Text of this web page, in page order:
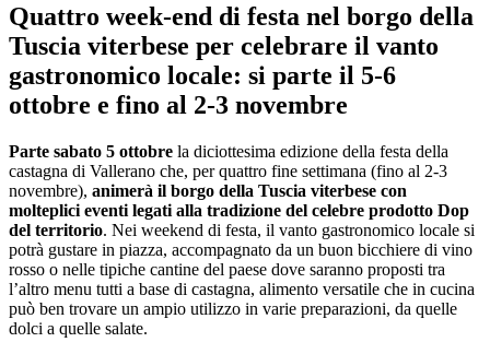
Quattro week-end di festa nel borgo della
Tuscia viterbese per celebrare il vanto
gastronomico locale: si parte il 5-6
ottobre e fino al 2-3 novembre
Parte sabato 5 ottobre la diciottesima edizione della festa della
castagna di Vallerano che, per quattro fine settimana (fino al 2-3
novembre), animerà il borgo della Tuscia viterbese con
molteplici eventi legati alla tradizione del celebre prodotto Dop
del territorio. Nei weekend di festa, il vanto gastronomico locale si
potrà gustare in piazza, accompagnato da un buon bicchiere di vino
rosso o nelle tipiche cantine del paese dove saranno proposti tra
l’altro menu tutti a base di castagna, alimento versatile che in cucina
può ben trovare un ampio utilizzo in varie preparazioni, da quelle
dolci a quelle salate.